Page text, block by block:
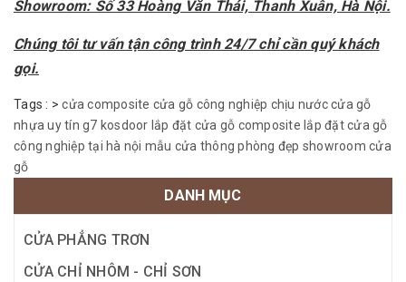
Showroom: Số 33 Hoàng Văn Thái, Thanh Xuân, Hà Nội.
Chúng tôi tư vấn tận công trình 24/7 chỉ cần quý khách
gọi.
Tags : >cửa composite cửa gỗ công nghiệp chịu nước cửa gỗ
nhựa uy tín g7 kosdoor lắp đặt cửa gỗ composite lắp đặt cửa gỗ
công nghiệp tại hà nội mẫu cửa thông phòng đẹp showroom cửa
gỗ
DANH MỤC
CỬA PHẲNG TRƠN
CỬA CHỈ NHÔM - CHỈ SƠN